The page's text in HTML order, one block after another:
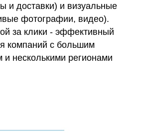
и доставки) и визуальные
фотографии, видео).
за клики - эффективный
компаний с большим
и несколькими регионами